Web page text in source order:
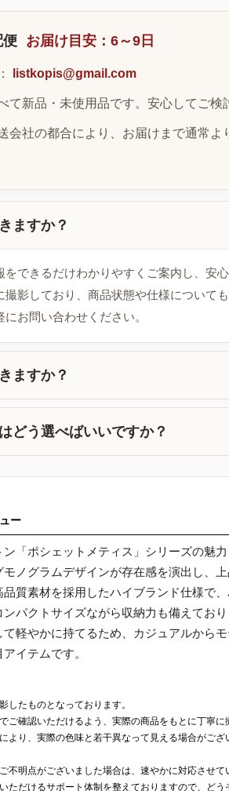
便 お届け目安：6～9日
listkopis@gmail.com
て新品・未使用品です。安心してご検
会社の都合により、お届けまで通常
ますか？
をできるだけわかりやすくご案内し、安
影しており、商品状態や仕様について
お問い合わせください。
ますか？
どう選べばいいですか？
ー
「ポシェットメティス」シリーズの魅
ノグラムデザインが存在感を演出し、
質素材を採用したハイブランド仕様で
パクトサイズながら収納力も備えてお
軽やかに持てるため、カジュアルから
イテムです。
したものとなっております。
ご確認いただけるよう、実際の商品をもとに丁寧に
より、実際の色味と若干異なって見える場合がござ
不明点がございました場合は、速やかに対応させて
ただけるサポート体制を整えておりますので、どう